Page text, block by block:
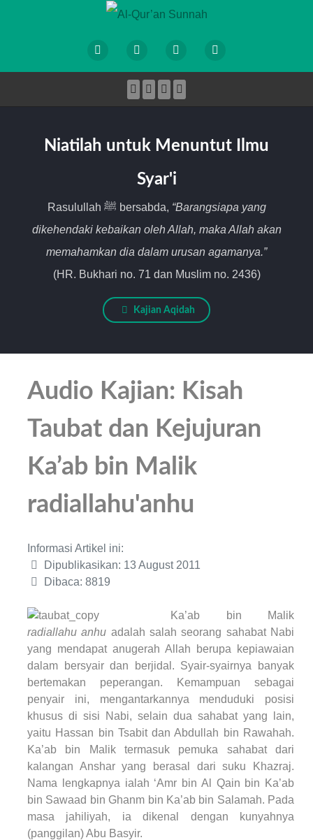
Niatilah untuk Menuntut Ilmu
Syar'i
Rasulullah ﷺ bersabda, “Barangsiapa yang
dikehendaki kebaikan oleh Allah, maka Allah akan
memahamkan dia dalam urusan agamanya.”
(HR. Bukhari no. 71 dan Muslim no. 2436)
Kajian Aqidah
Audio Kajian: Kisah
Taubat dan Kejujuran
Ka’ab bin Malik
radiallahu'anhu
Informasi Artikel ini:
Dipublikasikan: 13 August 2011
Dibaca: 8819
Ka’ab bin Malik
radiallahu anhu adalah salah seorang sahabat Nabi
yang mendapat anugerah Allah berupa kepiawaian
dalam bersyair dan berjidal. Syair-syairnya banyak
bertemakan peperangan. Kemampuan sebagai
penyair ini, mengantarkannya menduduki posisi
khusus di sisi Nabi, selain dua sahabat yang lain,
yaitu Hassan bin Tsabit dan Abdullah bin Rawahah.
Ka’ab bin Malik termasuk pemuka sahabat dari
kalangan Anshar yang berasal dari suku Khazraj.
Nama lengkapnya ialah ‘Amr bin Al Qain bin Ka’ab
bin Sawaad bin Ghanm bin Ka’ab bin Salamah. Pada
masa jahiliyah, ia dikenal dengan kunyahnya
(panggilan) Abu Basyir.